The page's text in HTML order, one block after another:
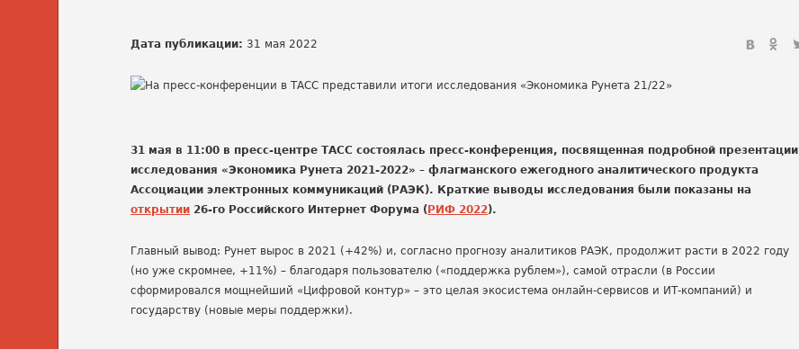
Дата публикации: 31 мая 2022
31 мая в 11:00 в пресс-центре ТАСС состоялась пресс-конференция, посвященная подробной презентации
исследования «Экономика Рунета 2021-2022» – флагманского ежегодного аналитического продукта
Ассоциации электронных коммуникаций (РАЭК). Краткие выводы исследования были показаны на
открытии 26-го Российского Интернет Форума ( РИФ 2022).
Главный вывод: Рунет вырос в 2021 (+42%) и, согласно прогнозу аналитиков РАЭК, продолжит расти в 2022 году
(но уже скромнее, +11%) – благодаря пользователю («поддержка рублем»), самой отрасли (в России
сформировался мощнейший «Цифровой контур» – это целая экосистема онлайн-сервисов и ИТ-компаний) и
государству (новые меры поддержки).